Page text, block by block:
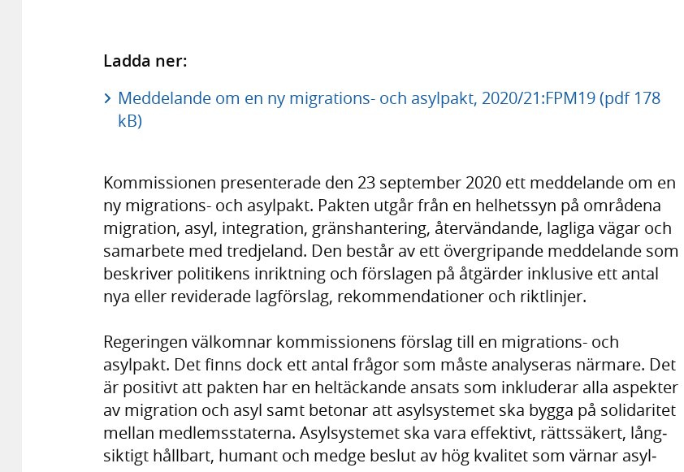
Ladda ner:
Meddelande om en ny migrations- och asylpakt, 2020/21:FPM19 (pdf 178
kB)
Kommissionen presen­terade den 23 september 2020 ett med­delande om en
ny migrations- och asylpakt. Pakten utgår från en hel­hets­syn på områdena
migra­tion, asyl, integra­tion, gräns­han­tering, åter­vändande, lagliga vägar och
sam­arbete med tredje­land. Den består av ett över­gripande med­delande som
beskriver politi­kens inrikt­ning och för­slagen på åtgär­der inklusive ett antal
nya eller revide­rade lag­förslag, rekom­menda­tioner och rikt­linjer.
Regeringen väl­komnar kom­mis­sionens förslag till en migrations- och
asylpakt. Det finns dock ett antal frågor som måste analy­seras närmare. Det
är positivt att pakten har en hel­täckande ansats som inklu­derar alla aspekter
av migration och asyl samt betonar att asyl­syste­met ska bygga på solidari­tet
mellan medlems­staterna. Asyl­syste­met ska vara effektivt, rätts­säkert, lång­
siktigt håll­bart, humant och medge beslut av hög kvalitet som värnar asyl­